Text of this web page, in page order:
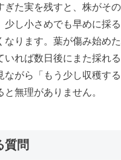
ぎた実を残すと、株がそ
少し小さめでも早めに採
なります。葉が傷み始め
いれば数日後にまた採れ
ながら「もう少し収穫す
と無理がありません。
質問